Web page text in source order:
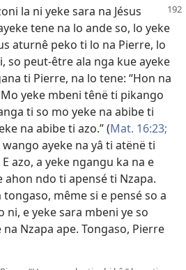
la ni yeke sara na Jésus
tene na lo ande so, lo yeke
aturnê peko ti lo na Pierre, lo
so peut-être ala nga kue ayeke
ti Pierre, na lo tene: “Hon na
yeke mbeni tênë ti pikango
ti so mo yeke na abibe ti
na abibe ti azo.” (Mat. 16:23;
wango ayeke na yâ ti atënë ti
azo, a yeke ngangu ka na e
ahon ndo ti apensé ti Nzapa.
tongaso, même si e pensé so a
ni, e yeke sara mbeni ye so
Nzapa ape. Tongaso, Pierre